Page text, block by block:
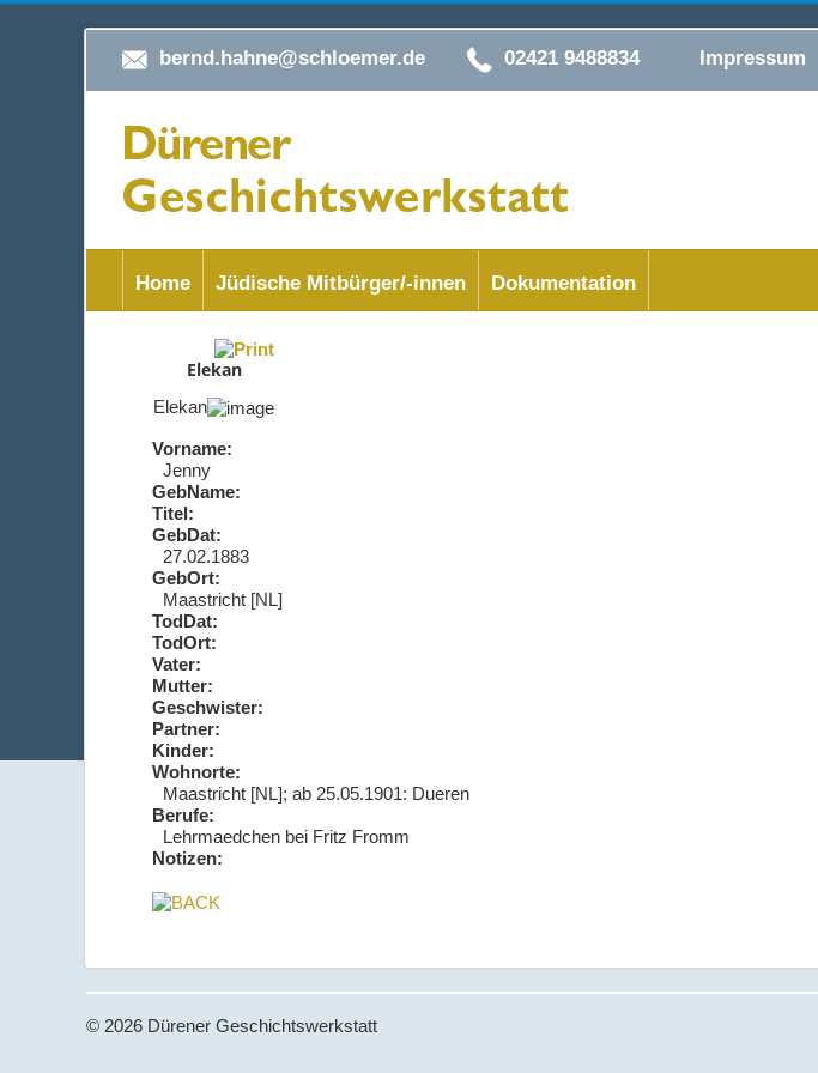
bernd.hahne@schloemer.de 02421 9488834 Impressum
Home Jüdische Mitbürger/-innen Dokumentation
Elekan
Elekan
Vorname:
Jenny
GebName:
Titel:
GebDat:
27.02.1883
GebOrt:
Maastricht [NL]
TodDat:
TodOrt:
Vater:
Mutter:
Geschwister:
Partner:
Kinder:
Wohnorte:
Maastricht [NL]; ab 25.05.1901: Dueren
Berufe:
Lehrmaedchen bei Fritz Fromm
Notizen:
© 2026 Dürener Geschichtswerkstatt